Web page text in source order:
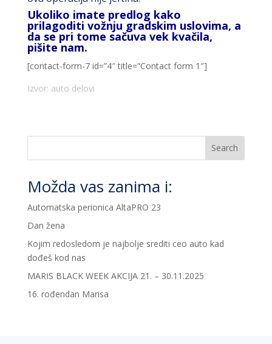
Ukoliko imate predlog kako
prilagoditi vožnju gradskim uslovima, a
da se pri tome sačuva vek kvačila,
pišite nam.
[contact-form-7 id=”4″ title=”Contact form 1″]
Izvor: auto delovi
Search
Možda vas zanima i:
Automatska perionica AltaPRO 23
Dan žena
Kojim redosledom je najbolje srediti ceo auto kad
dođeš kod nas
MARIS BLACK WEEK AKCIJA 21. – 30.11.2025
16. rođendan Marisa